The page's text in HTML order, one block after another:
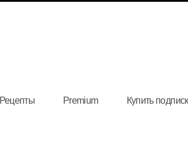
Рецепты Premium Купить